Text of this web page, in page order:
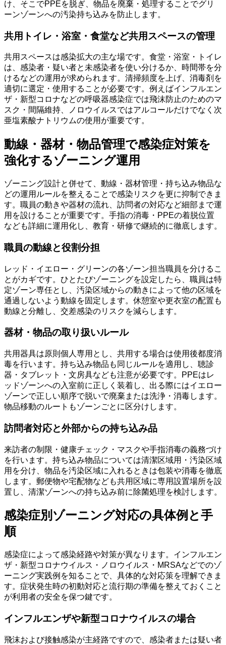
け、そこでPPEを脱ぎ、物品を廃棄・処理することでグリ
ーンゾーンへの汚染持ち込みを防止します。
共用トイレ・浴室・食堂など共用スペースの管理
共用スペースは感染拡大の主な場です。食堂・浴室・トイレ
は、感染者・疑い者と未感染者を使い分けるか、時間帯を分
けるなどの運用が求められます。清掃頻度を上げ、消毒剤を
適切に選定・使用することが必要です。例えばインフルエン
ザ・新型コロナなどの呼吸器感染症では飛沫防止のためのマ
スク・間隔維持、ノロウイルスではアルコールだけでなく次
亜塩素酸ナトリウムの使用が重要です。
動線・器材・物品管理で感染症対策を
強化するゾーニング運用
ゾーニング設計と併せて、動線・器材管理・持ち込み物品な
どの運用ルールを整えることで感染リスクを更に抑制できま
す。職員の動きや器材の流れ、訪問者の対応など細部まで運
用を設けることが重要です。手指の消毒・PPEの着脱位置
なども詳細に運用化し、教育・研修で継続的に徹底します。
職員の動線と役割分担
レッド・イエロー・グリーンの各ゾーン担当職員を分けるこ
とがカギです。ひとたびゾーニングを設定したら、職員は特
定ゾーン専任とし、汚染区域からの動きによって他の区域を
通過しないよう動線を固定します。休憩室や更衣室の配置も
動線と分離し、交差感染のリスクを減らします。
器材・物品の取り扱いルール
共用器具は原則個人専用とし、共用する場合は使用後都度消
毒を行います。持ち込み物品も同じルールを適用し、聴診
器・タブレット・文房具なども注意が必要です。PPEはレ
ッドゾーンへの入室前に正しく装着し、出る際にはイエロー
ゾーンで正しい順序で脱いで廃棄または洗浄・消毒します。
物品移動のルートもゾーンごとに区分けします。
訪問者対応と外部からの持ち込み品
来訪者の制限・健康チェック・マスクや手指消毒の義務づけ
を行います。持ち込み物品については清潔区域用・汚染区域
用を分け、物品を汚染区域に入れるときは包装や消毒を徹底
します。郵便物や宅配物なども共用区域に専用設置場所を設
置し、清潔ゾーンへの持ち込み前に除菌処理を検討します。
感染症別ゾーニング対応の具体例と手
順
感染症によって感染経路や対策が異なります。インフルエン
ザ・新型コロナウイルス・ノロウイルス・MRSAなどでのゾ
ーニング実践例を知ることで、具体的な対応策を理解できま
す。症状発生時の初動対応と流行期の準備を整えておくこと
が利用者の安全を保つ鍵です。
インフルエンザや新型コロナウイルスの場合
飛沫および接触感染が主経路ですので、感染者または疑い者